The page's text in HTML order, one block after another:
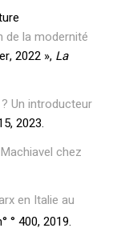
de la modernité
2022 », La
Un introducteur
2023.
chez
en Italie au
° 400, 2019.